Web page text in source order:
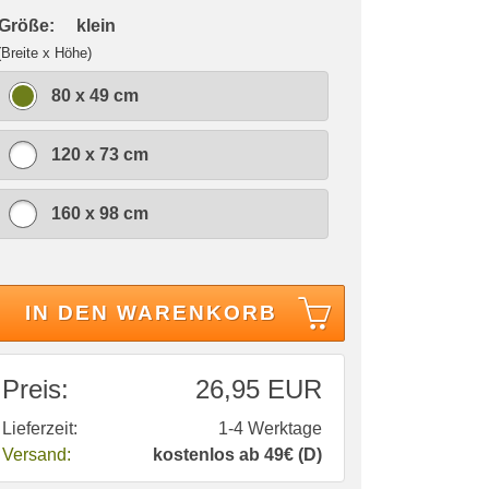
klein
x Höhe)
80 x 49 cm
120 x 73 cm
160 x 98 cm
IN DEN WARENKORB
Preis: 26,95 EUR
Lieferzeit:
1-4 Werktage
Versand:
kostenlos ab 49€ (D)